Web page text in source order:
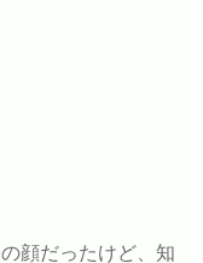
顔だったけど、知